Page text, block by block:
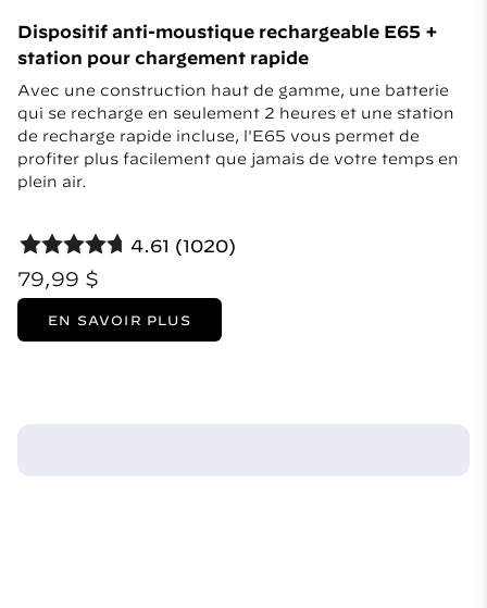
Dispositif anti-moustique rechargeable E65 +
station pour chargement rapide
Avec une construction haut de gamme, une batterie
qui se recharge en seulement 2 heures et une station
de recharge rapide incluse, l'E65 vous permet de
profiter plus facilement que jamais de votre temps en
plein air.
4.61 (1020)
79,99 $
EN SAVOIR PLUS